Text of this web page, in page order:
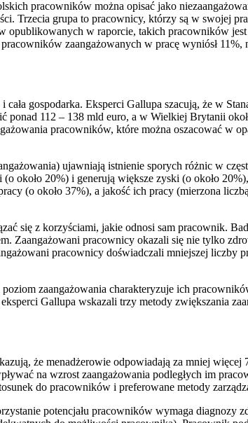
pracowników można opisać jako
Trzecia grupa to pracownicy, którzy są w swojej
opublikowanych w raporcie, takich pracowników jest
zaangażowanych w pracę wyniósł 11%,
gospodarka. Eksperci Gallupa szacują, że w
ponad 112 – 138 mld euro, a w Wielkiej Brytanii
pracowników, które można oszacować w
ujawniają istnienie sporych różnic w
około 20%) i generują większe zyski (o około
(o około 37%), a jakość ich pracy (mierzona
się z korzyściami, jakie odnosi sam pracownik.
Zaangażowani pracownicy okazali się nie tylko
pracownicy doświadczali mniejszej liczby
zaangażowania charakteryzuje ich
Gallupa wskazali trzy metody zwiększania
że menadżerowie odpowiadają za mniej więcej
na wzrost zaangażowania podległych im
do pracowników i preferowane metody
potencjału pracowników wymaga diagnozy